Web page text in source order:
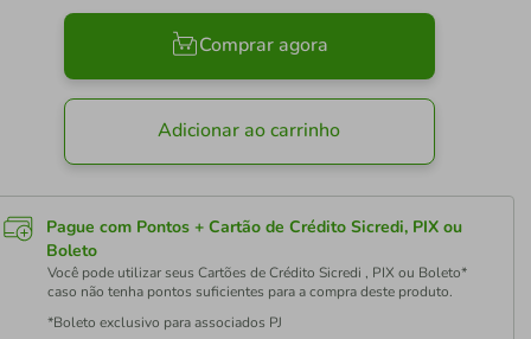
Comprar agora
Adicionar ao carrinho
Pague com Pontos + Cartão de Crédito Sicredi, PIX ou
Boleto
Você pode utilizar seus Cartões de Crédito Sicredi , PIX ou Boleto*
caso não tenha pontos suficientes para a compra deste produto.
*Boleto exclusivo para associados PJ